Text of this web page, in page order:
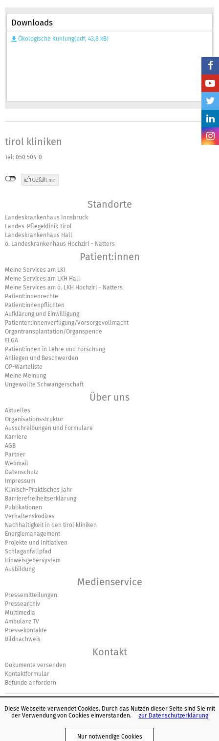
Downloads
Ökologische Kühlung(pdf, 43,8 kB)
tirol kliniken
Tel: 050 504-0
Standorte
Landeskrankenhaus Innsbruck
Landes-Pflegeklinik Tirol
Landeskrankenhaus Hall
ö. Landeskrankenhaus Hochzirl - Natters
Patient:innen
Meine Services am LKI
Meine Services am LKH Hall
Meine Services am ö. LKH Hochzirl - Natters
Patient:innenrechte
Patient:innenpflichten
Aufklärung und Einwilligung
Patienten:innenverfügung/Vorsorgevollmacht
Organtransplantation/Organspende
ELGA
Patient:innen in Lehre und Forschung
Anliegen und Beschwerden
OP-Warteliste
Meine Meinung
Ungewollte Schwangerschaft
Über uns
Aktuelles
Organisationsstruktur
Ausschreibungen und Formulare
Karriere
AGB
Partner
Webmail
Datenschutz
Impressum
Klinisch-Praktisches Jahr
Barrierefreiheitserklärung
Publikationen
Verhaltenskodizes
Nachhaltigkeit in den tirol kliniken
Energiemanagement
Projekte und Initiativen
Schlaganfallpfad
Hinweisgebersystem
Ausbildung
Medienservice
Pressemitteilungen
Pressearchiv
Multimedia
Ambulanz TV
Pressekontakte
Bildnachweis
Kontakt
Dokumente versenden
Kontaktformular
Befunde anfordern
© Europäisches Logo für einfaches Lesen: Inclusion Europe. Weitere
www.leicht-lesbar.eu
Diese Webseite verwendet Cookies. Durch das Nutzen dieser Seite sind Sie mit
der Verwendung von Cookies einverstanden.
zur Datenschutzerklärung
Nur notwendige Cookies